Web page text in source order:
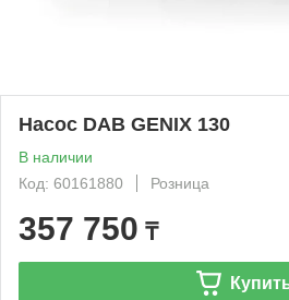
Насос DAB GENIX 130
В наличии
Код: 60161880
Розница
357 750 ₸